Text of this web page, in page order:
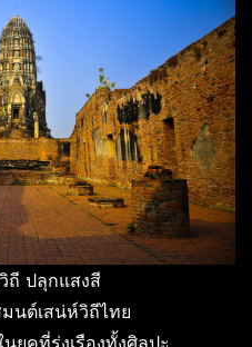
ถี ปลุกแสงสี
นต์เสน่ห์วิถีไทย